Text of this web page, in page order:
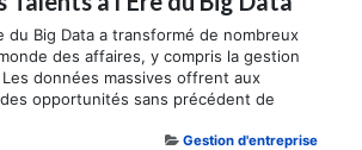
du Big Data a transformé de nombreux
des affaires, y compris la gestion
données massives offrent aux
opportunités sans précédent de
Gestion d'entreprise